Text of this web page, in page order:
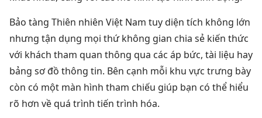
Bảo tàng Thiên nhiên Việt Nam tuy diện tích không lớn
nhưng tận dụng mọi thứ không gian chia sẻ kiến ​​thức
với khách tham quan thông qua các áp bức, tài liệu hay
bảng sơ đồ thông tin. Bên cạnh mỗi khu vực trưng bày
còn có một màn hình tham chiếu giúp bạn có thể hiểu
rõ hơn về quá trình tiến trình hóa.